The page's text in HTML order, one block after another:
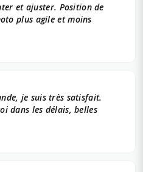
et ajuster. Position de
plus agile et moins
je suis très satisfait.
dans les délais, belles